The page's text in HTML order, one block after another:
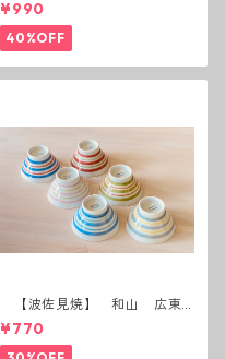
¥990
40%OFF
【波佐見焼】 和山 広東
碗 二色ボーダー 全6パター
ン
¥770